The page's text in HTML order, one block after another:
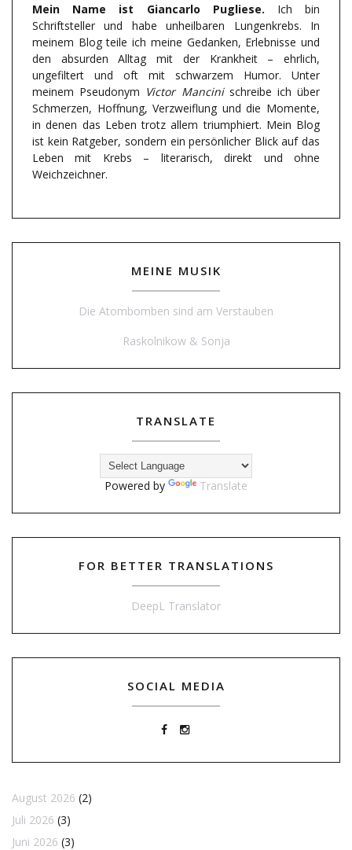
Mein Name ist Giancarlo Pugliese. Ich bin
Schriftsteller und habe unheilbaren Lungenkrebs. In
meinem Blog teile ich meine Gedanken, Erlebnisse und
den absurden Alltag mit der Krankheit – ehrlich,
ungefiltert und oft mit schwarzem Humor. Unter
meinem Pseudonym Victor Mancinischreibe ich über
Schmerzen, Hoffnung, Verzweiflung und die Momente,
in denen das Leben trotz allem triumphiert. Mein Blog
ist kein Ratgeber, sondern ein persönlicher Blick auf das
Leben mit Krebs – literarisch, direkt und ohne
Weichzeichner.
MEINE MUSIK
Die Atombomben sind am Verstauben
Raskolnikow & Sonja
TRANSLATE
Powered by Translate
FOR BETTER TRANSLATIONS
DeepL Translator
SOCIAL MEDIA
August 2026 (2)
Juli 2026 (3)
Juni 2026 (3)